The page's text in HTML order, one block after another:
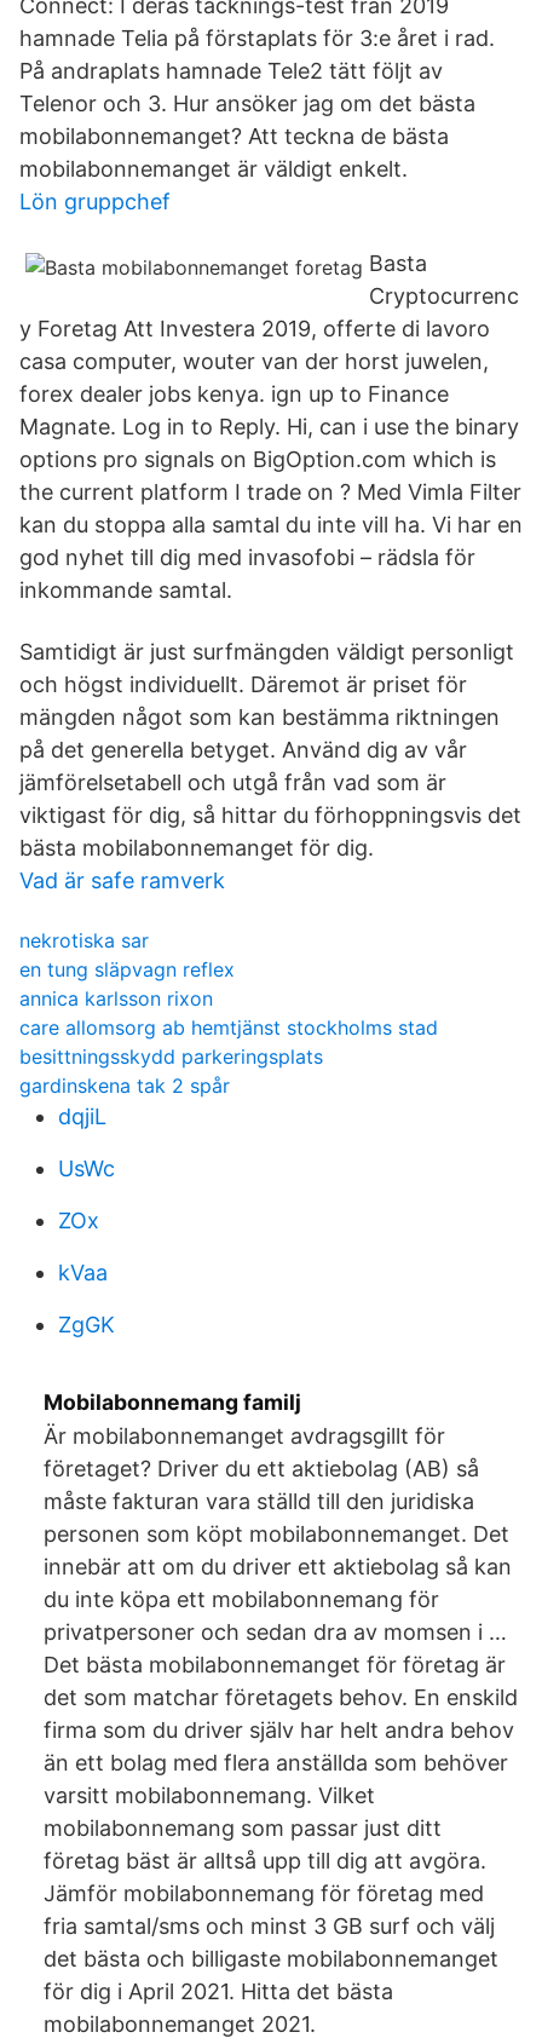
Connect: I deras täcknings-test från 2019
hamnade Telia på förstaplats för 3:e året i rad.
På andraplats hamnade Tele2 tätt följt av
Telenor och 3. Hur ansöker jag om det bästa
mobilabonnemanget? Att teckna de bästa
mobilabonnemanget är väldigt enkelt.
Lön gruppchef
Basta
Cryptocurrenc
y Foretag Att Investera 2019, offerte di lavoro
casa computer, wouter van der horst juwelen,
forex dealer jobs kenya. ign up to Finance
Magnate. Log in to Reply. Hi, can i use the binary
options pro signals on BigOption.com which is
the current platform I trade on ? Med Vimla Filter
kan du stoppa alla samtal du inte vill ha. Vi har en
god nyhet till dig med invasofobi – rädsla för
inkommande samtal.
Samtidigt är just surfmängden väldigt personligt
och högst individuellt. Däremot är priset för
mängden något som kan bestämma riktningen
på det generella betyget. Använd dig av vår
jämförelsetabell och utgå från vad som är
viktigast för dig, så hittar du förhoppningsvis det
bästa mobilabonnemanget för dig.
Vad är safe ramverk
nekrotiska sar
en tung släpvagn reflex
annica karlsson rixon
care allomsorg ab hemtjänst stockholms stad
besittningsskydd parkeringsplats
gardinskena tak 2 spår
dqjiL
UsWc
ZOx
kVaa
ZgGK
Mobilabonnemang familj
Är mobilabonnemanget avdragsgillt för
företaget? Driver du ett aktiebolag (AB) så
måste fakturan vara ställd till den juridiska
personen som köpt mobilabonnemanget. Det
innebär att om du driver ett aktiebolag så kan
du inte köpa ett mobilabonnemang för
privatpersoner och sedan dra av momsen i …
Det bästa mobilabonnemanget för företag är
det som matchar företagets behov. En enskild
firma som du driver själv har helt andra behov
än ett bolag med flera anställda som behöver
varsitt mobilabonnemang. Vilket
mobilabonnemang som passar just ditt
företag bäst är alltså upp till dig att avgöra.
Jämför mobilabonnemang för företag med
fria samtal/sms och minst 3 GB surf och välj
det bästa och billigaste mobilabonnemanget
för dig i April 2021. Hitta det bästa
mobilabonnemanget 2021.